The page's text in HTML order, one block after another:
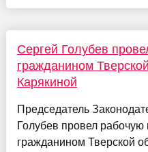
Сергей Голубев
гражданином
Карякиной
Председатель
Голубев провел рабочую
гражданином Тверской